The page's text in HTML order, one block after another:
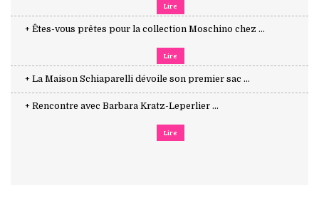
Lire
+ Êtes-vous prêtes pour la collection Moschino chez ...
Lire
+ La Maison Schiaparelli dévoile son premier sac ...
+ Rencontre avec Barbara Kratz-Leperlier ...
Lire